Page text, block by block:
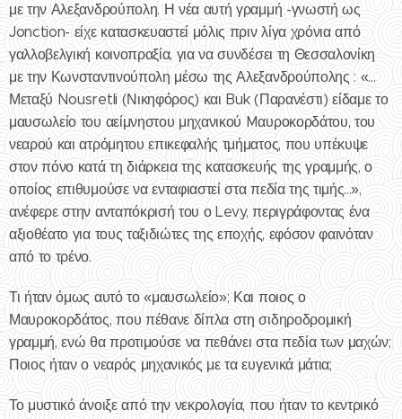
με την Αλεξανδρούπολη. Η νέα αυτή γραμμή -γνωστή ως
Jonction- είχε κατασκευαστεί μόλις πριν λίγα χρόνια από
γαλλοβελγική κοινοπραξία, για να συνδέσει τη Θεσσαλονίκη
με την Κωνσταντινούπολη μέσω της Αλεξανδρούπολης : «...
Μεταξύ Nousretli (Νικηφόρος) και Buk (Παρανέστι) είδαμε το
μαυσωλείο του αείμνηστου μηχανικού Mαυροκορδάτου, του
νεαρού και ατρόμητου επικεφαλής τμήματος, που υπέκυψε
στον πόνο κατά τη διάρκεια της κατασκευής της γραμμής, ο
οποίος επιθυμούσε να ενταφιαστεί στα πεδία της τιμής...»,
ανέφερε στην ανταπόκρισή του ο Levy, περιγράφοντας ένα
αξιοθέατο για τους ταξιδιώτες της εποχής, εφόσον φαινόταν
από το τρένο.
Τι ήταν όμως αυτό το «μαυσωλείο»; Και ποιος ο
Μαυροκορδάτος, που πέθανε δίπλα στη σιδηροδρομική
γραμμή, ενώ θα προτιμούσε να πεθάνει στα πεδία των μαχών;
Ποιος ήταν ο νεαρός μηχανικός με τα ευγενικά μάτια;
Το μυστικό άνοιξε από την νεκρολογία, που ήταν το κεντρικό